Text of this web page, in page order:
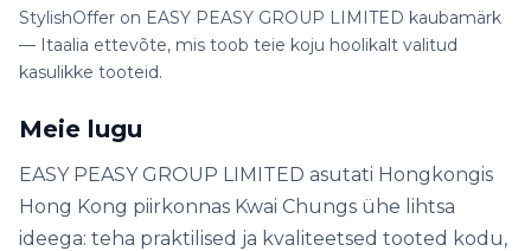
StylishOffer on EASY PEASY GROUP LIMITED kaubamärk
— Itaalia ettevõte, mis toob teie koju hoolikalt valitud
kasulikke tooteid.
Meie lugu
EASY PEASY GROUP LIMITED asutati Hongkongis
Hong Kong piirkonnas Kwai Chungs ühe lihtsa
ideega: teha praktilised ja kvaliteetsed tooted kodu,